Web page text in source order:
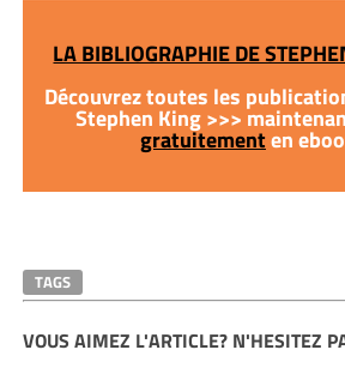
LA BIBLIOGRAPHIE DE
Découvrez toutes les
Stephen King >>>
gratuitementen
TAGS
VOUS AIMEZ L'ARTICLE? N'HESITEZ